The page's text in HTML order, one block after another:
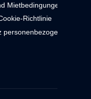
Mietbedingungen
Richtlinie
Daten